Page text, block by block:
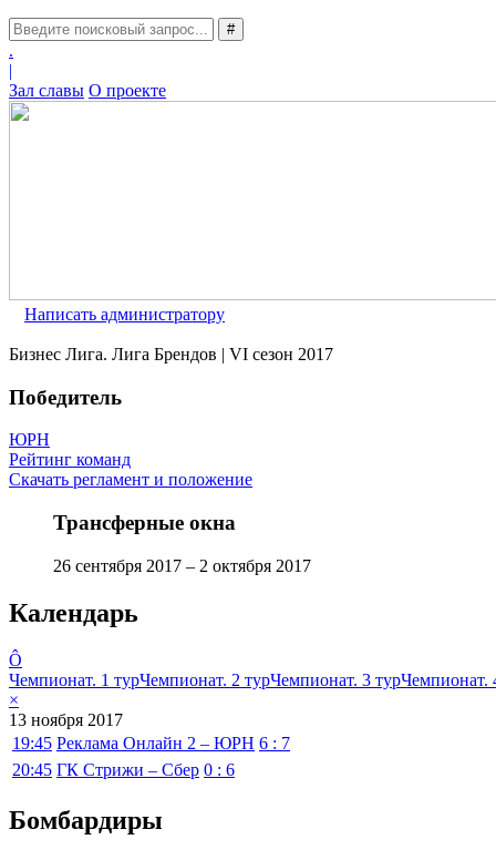
#
.
|
Зал славы О проекте
Написать администратору
Бизнес Лига. Лига Брендов | VI сезон 2017
Победитель
ЮРН
Рейтинг команд
Скачать регламент и положение
Трансферные окна
26 сентября 2017 – 2 октября 2017
Календарь
Ô
Чемпионат. 1 турЧемпионат. 2 турЧемпионат. 3 турЧемпионат.
×
13 ноября 2017
19:45 Реклама Онлайн 2 – ЮРН 6 : 7
20:45 ГК Стрижи – Сбер 0 : 6
Бомбардиры